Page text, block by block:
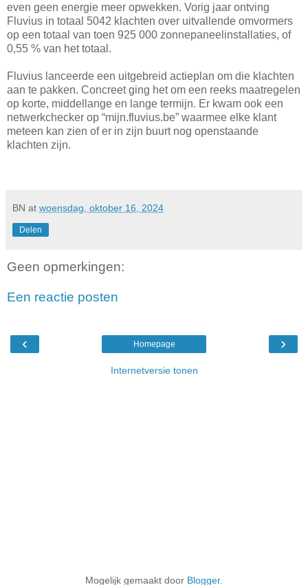
even geen energie meer opwekken. Vorig jaar ontving
Fluvius in totaal 5042 klachten over uitvallende omvormers
op een totaal van toen 925 000 zonnepaneelinstallaties, of
0,55 % van het totaal. ​
Fluvius lanceerde een uitgebreid actieplan om die klachten
aan te pakken. Concreet ging het om een reeks maatregelen
op korte, middellange en lange termijn. Er kwam ook een
netwerkchecker op “mijn.fluvius.be” waarmee elke klant
meteen kan zien of er in zijn buurt nog openstaande
klachten zijn. ​
BN at woensdag, oktober 16, 2024
Delen
Geen opmerkingen:
Een reactie posten
‹ ›
Homepage
Internetversie tonen
Mogelijk gemaakt door Blogger.